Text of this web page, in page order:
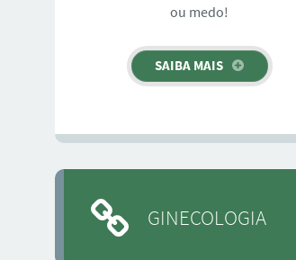
ou medo!
SAIBA MAIS
GINECOLOGIA